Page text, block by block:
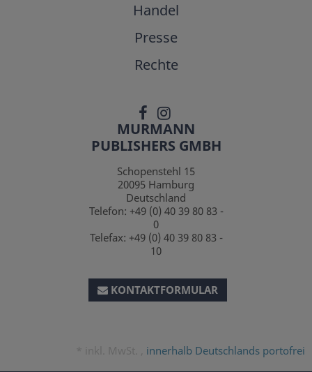
Handel
Presse
Rechte
MURMANN
PUBLISHERS GMBH
Schopenstehl 15
20095 Hamburg
Deutschland
Telefon: +49 (0) 40 39 80 83 -
0
Telefax: +49 (0) 40 39 80 83 -
10
KONTAKTFORMULAR
innerhalb Deutschlands portofrei